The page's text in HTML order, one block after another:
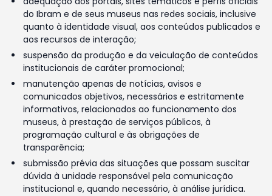
do Ibram e de seus museus nas redes sociais, inclusive
quanto à identidade visual, aos conteúdos publicados e
aos recursos de interação;
suspensão da produção e da veiculação de conteúdos
institucionais de caráter promocional;
manutenção apenas de notícias, avisos e
comunicados objetivos, necessários e estritamente
informativos, relacionados ao funcionamento dos
museus, à prestação de serviços públicos, à
programação cultural e às obrigações de
transparência;
submissão prévia das situações que possam suscitar
dúvida à unidade responsável pela comunicação
institucional e, quando necessário, à análise jurídica.